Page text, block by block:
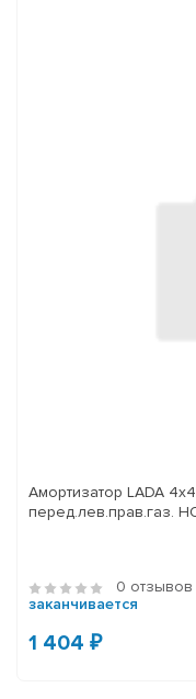
Амортизатор LADA 4x4
перед.лев.прав.газ.
0 отзывов
заканчивается
1 404 ₽